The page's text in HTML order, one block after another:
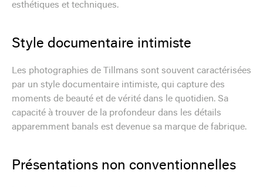
esthétiques et techniques.
Style documentaire intimiste
Les photographies de Tillmans sont souvent caractérisées
par un style documentaire intimiste, qui capture des
moments de beauté et de vérité dans le quotidien. Sa
capacité à trouver de la profondeur dans les détails
apparemment banals est devenue sa marque de fabrique.
Présentations non conventionnelles